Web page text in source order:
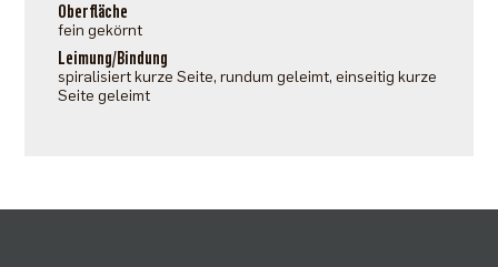
Oberfläche
fein gekörnt
Leimung/Bindung
spiralisiert kurze Seite, rundum geleimt, einseitig kurze
Seite geleimt